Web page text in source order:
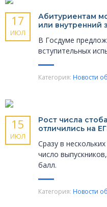
17
ИЮЛ
Абитуриентам
или внутренний
В Госдуме
вступительных
Категория: Новости
15
ИЮЛ
Рост числа
отличились на
Сразу в
число
балл.
Категория: Новости